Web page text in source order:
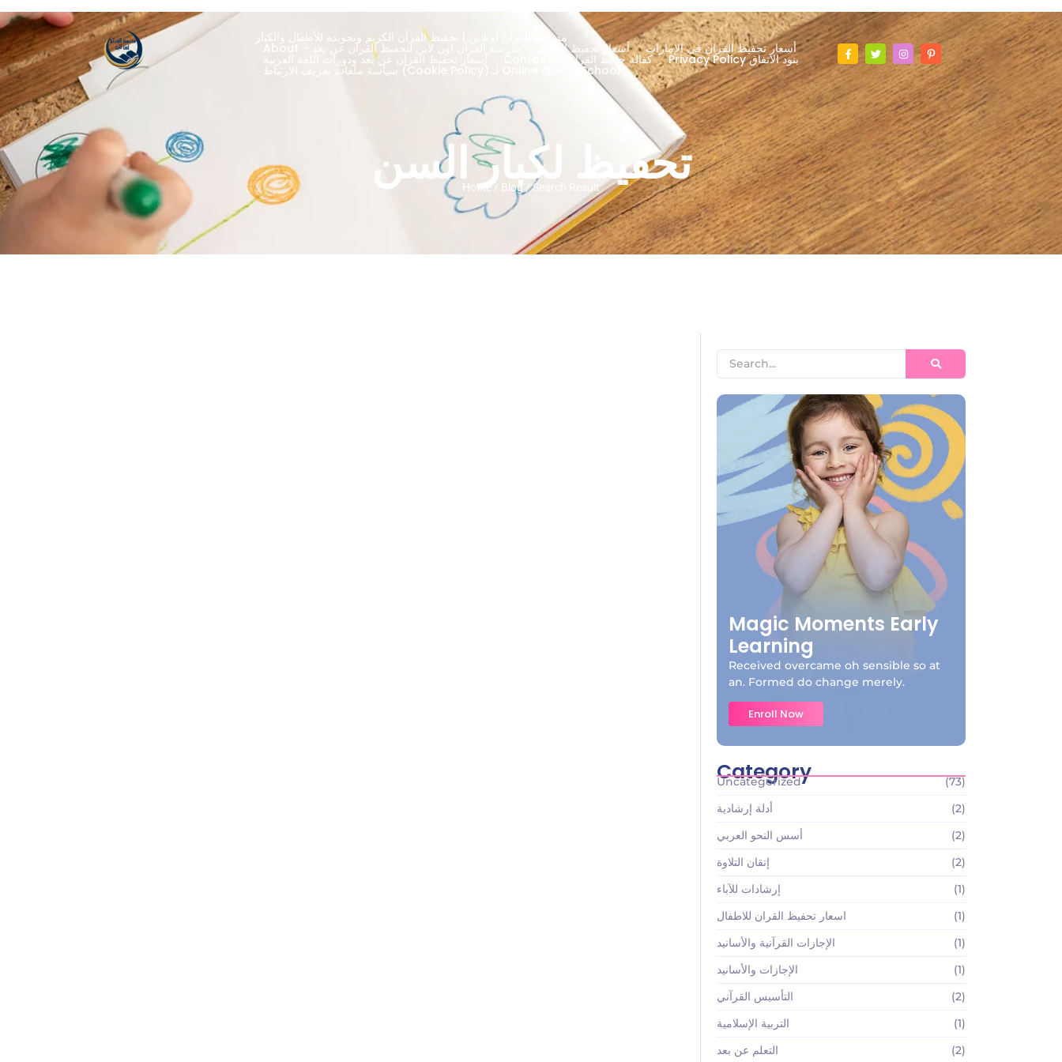
مدرسة القرآن أونلاين | تحفيظ القرآن الكريم وتجويده للأطفال والكبار
About – مدرسة القرآن اون لاين لتحفيظ القران عن بعد أسعار تحفيظ القران أسعار تحفيظ القران في الإمارات
أسعار تحفيظ القران عن بعد ودورات اللغة العربية كفالة حافظ القران Privacy Policy بنود الاتفاق
سياسة ملفات تعريف الارتباط (Cookie Policy) لـ Online Quran School
تحفيظ لكبار السن
Home / Blog / Search Result
Magic Moments Early
Learning
Received overcame oh sensible so at
an. Formed do change merely.
Enroll Now
Category
Uncategorized
(73)
أدلة إرشادية
(2)
أسس النحو العربي
(2)
إتقان التلاوة
(2)
إرشادات للآباء
(1)
اسعار تحفيظ القران للاطفال
(1)
الإجازات القرآنية والأسانيد
(1)
الإجازات والأسانيد
(1)
التأسيس القرآني
(2)
التربية الإسلامية
(1)
التعلم عن بعد
(2)